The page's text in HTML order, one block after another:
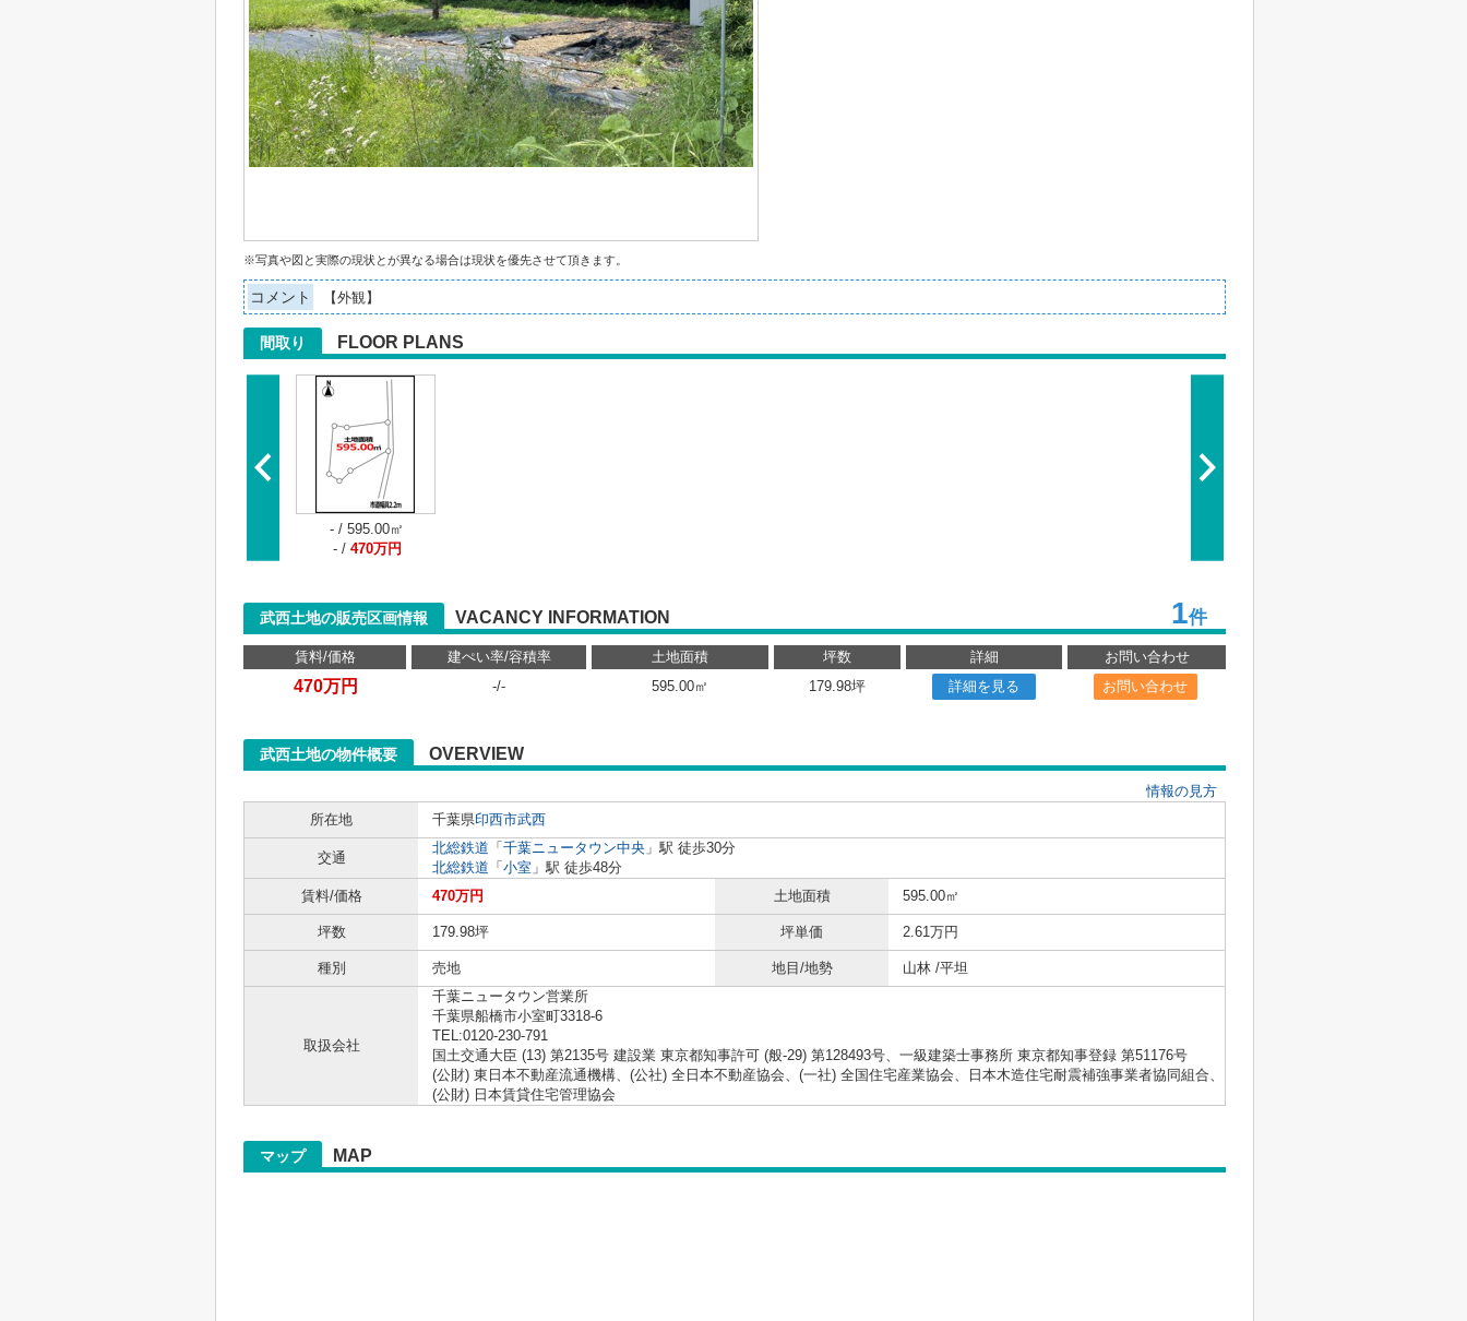
※写真や図と実際の現状とが異なる場合は現状を優先させて頂きます。
コメント 【外観】
間取り FLOOR PLANS
- / 595.00㎡
- / 470万円
武西土地の販売区画情報 VACANCY INFORMATION 1件
賃料/価格 建ぺい率/容積率 土地面積 坪数 詳細 お問い合わせ
470万円 -/- 595.00㎡ 179.98坪 詳細を見る お問い合わせ
武西土地の物件概要 OVERVIEW
情報の見方
所在地
千葉県印西市武西
交通
北総鉄道 「 千葉ニュータウン中央 」駅 徒歩30分
北総鉄道 「 小室 」駅 徒歩48分
賃料/価格
470万円 土地面積 595.00㎡
坪数 179.98坪 坪単価 2.61万円
種別 売地 地目/地勢 山林 /平坦
取扱会社
千葉ニュータウン営業所
千葉県船橋市小室町3318-6
TEL:0120-230-791
国土交通大臣 (13) 第2135号 建設業 東京都知事許可 (般-29) 第128493号、一級建築士事務所 東京都知事登録 第51176号
(公財) 東日本不動産流通機構、(公社) 全日本不動産協会、(一社) 全国住宅産業協会、日本木造住宅耐震補強事業者協同組合、
(公財) 日本賃貸住宅管理協会
マップ MAP